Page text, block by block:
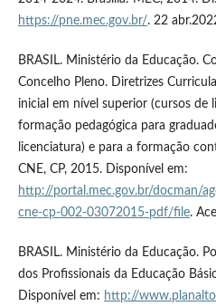
https://pne.mec.gov.br/. 22
BRASIL. Ministério da Educação.
Concelho Pleno. Diretrizes
inicial em nível superior (cursos de
formação pedagógica para
licenciatura) e para a formação
CNE, CP, 2015. Disponível em:
http://portal.mec.gov.br/docman/
cne-cp-002-03072015-pdf/file.
BRASIL. Ministério da Educação.
dos Profissionais da Educação
Disponível em: http://